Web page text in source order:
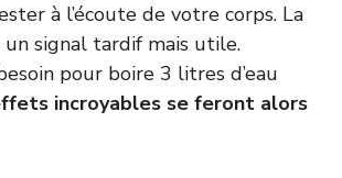
à l’écoute de votre corps. La
signal tardif mais utile.
pour boire 3 litres d’eau
incroyables se feront alors